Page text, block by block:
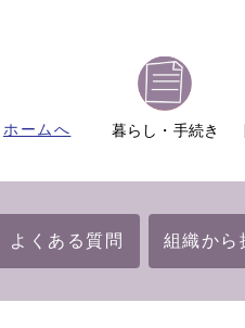
ホームへ 暮らし・手続き
よくある質問 組織から